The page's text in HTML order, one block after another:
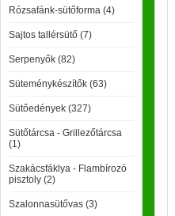
Rózsafánk-sütőforma (4)
Sajtos tallérsütő (7)
Serpenyők (82)
Süteménykészítők (63)
Sütőedények (327)
Sütőtárcsa - Grillezőtárcsa
(1)
Szakácsfáklya - Flambírozó
pisztoly (2)
Szalonnasütővas (3)